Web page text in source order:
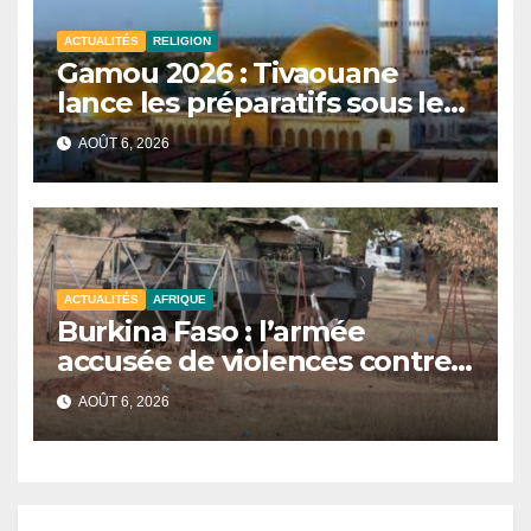
ACTUALITÉS RELIGION
Gamou 2026 : Tivaouane
lance les préparatifs sous le
signe de l’unité et du Tawhid.
AOÛT 6, 2026
ACTUALITÉS AFRIQUE
Burkina Faso : l’armée
accusée de violences contre
des civils après une attaque
jihadiste.
AOÛT 6, 2026